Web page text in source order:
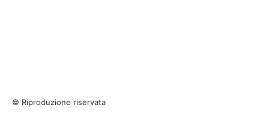
© Riproduzione riservata